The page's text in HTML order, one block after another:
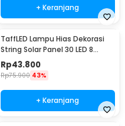
+ Keranjang
TaffLED Lampu Hias Dekorasi
String Solar Panel 30 LED 8
Mode 6.5M - 896
Rp43.800
Rp75.900 43%
+ Keranjang